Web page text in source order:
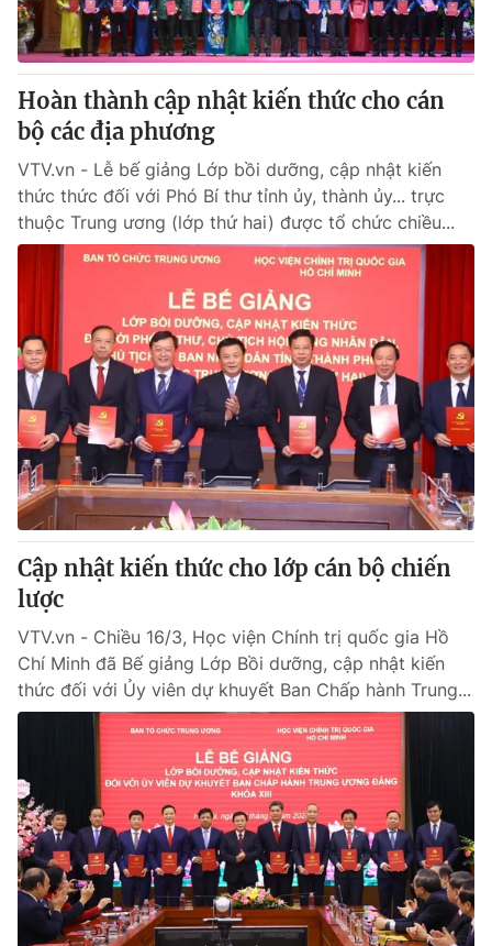
Thị trường
Tư vấn
Lịch phát sóng
Chuyên mục khác
Emagazine
Photo Infographic
Video Shorts video
VTV Money VTV Thể thao
VTV Sức khoẻ Bất động sản
Thị trường 24h Tấm lòng Việt
VTV4 Vươn mình bằng AI
VTV9
Liên hệ tòa soạn English
Theo dõi báo trên
Cơ quan chủ quản: Đài Truyền hình Việt Nam
Cơ quan báo chí:Thời báo VTV
Hoàn thành cập nhật kiến thức cho cán
bộ các địa phương
VTV.vn - Lễ bế giảng Lớp bồi dưỡng, cập nhật kiến
thức thức đối với Phó Bí thư tỉnh ủy, thành ủy... trực
thuộc Trung ương (lớp thứ hai) được tổ chức chiều...
Cập nhật kiến thức cho lớp cán bộ chiến
lược
VTV.vn - Chiều 16/3, Học viện Chính trị quốc gia Hồ
Chí Minh đã Bế giảng Lớp Bồi dưỡng, cập nhật kiến
thức đối với Ủy viên dự khuyết Ban Chấp hành Trung...